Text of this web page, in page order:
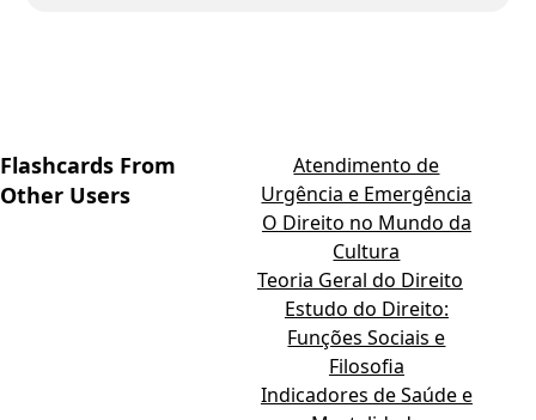
Flashcards From
Other Users
Atendimento de
Urgência e Emergência
O Direito no Mundo da
Cultura
Teoria Geral do Direito
Estudo do Direito:
Funções Sociais e
Filosofia
Indicadores de Saúde e